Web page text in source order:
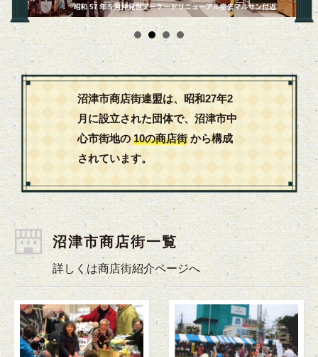
沼津市商店街連盟は、昭和27年2
月に設立された団体で、 沼津市中
心市街地の 10の商店街から構成
されています。
沼津市商店街一覧
詳しくは商店街紹介ページへ